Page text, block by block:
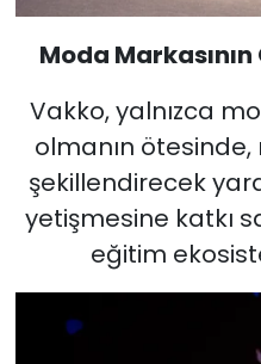
Moda
Vakko, yalnızca
olmanın
şekillendirecek
yetişmesine katkı
eğitim